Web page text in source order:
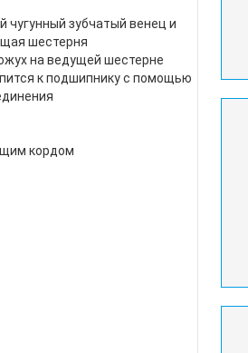
чугунный зубчатый венец и
шестерня
на ведущей шестерне
к подшипнику с помощью
кордом